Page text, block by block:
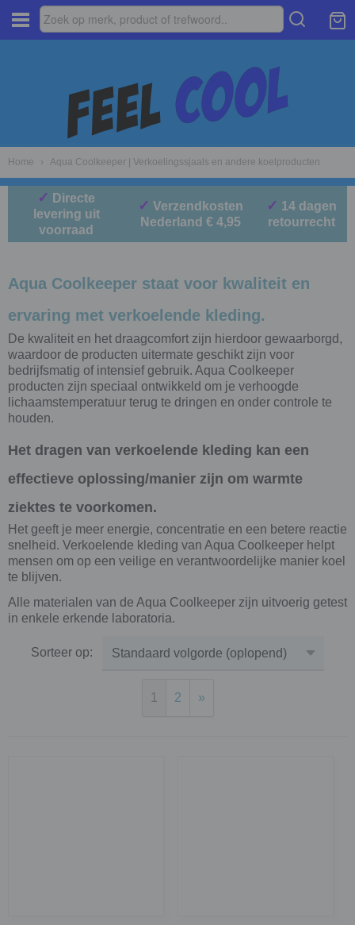
Home › Aqua Coolkeeper | Verkoelingssjaals en andere koelproducten
✓ Directe
levering uit
voorraad
✓ Verzendkosten
Nederland € 4,95
✓ 14 dagen
retourrecht
Aqua Coolkeeper staat voor kwaliteit en
ervaring met verkoelende kleding.
De kwaliteit en het draagcomfort zijn hierdoor gewaarborgd,
waardoor de producten uitermate geschikt zijn voor
bedrijfsmatig of intensief gebruik. Aqua Coolkeeper
producten zijn speciaal ontwikkeld om je verhoogde
lichaamstemperatuur terug te dringen en onder controle te
houden.
Het dragen van verkoelende kleding kan een
effectieve oplossing/manier zijn om warmte
ziektes te voorkomen.
Het geeft je meer energie, concentratie en een betere reactie
snelheid. Verkoelende kleding van Aqua Coolkeeper helpt
mensen om op een veilige en verantwoordelijke manier koel
te blijven.
Alle materialen van de Aqua Coolkeeper zijn uitvoerig getest
in enkele erkende laboratoria.
Sorteer op:
1 2 »